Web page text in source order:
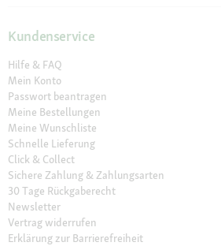
Kundenservice
Hilfe & FAQ
Mein Konto
Passwort beantragen
Meine Bestellungen
Meine Wunschliste
Schnelle Lieferung
Click & Collect
Sichere Zahlung & Zahlungsarten
30 Tage Rückgaberecht
Newsletter
Vertrag widerrufen
Erklärung zur Barrierefreiheit